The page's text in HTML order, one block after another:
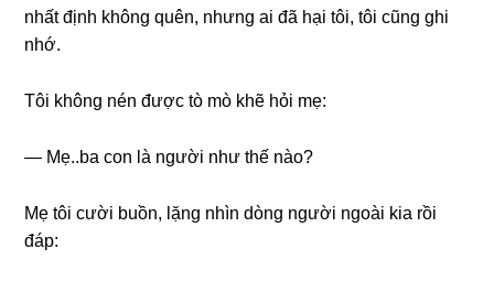
nhất định khônɡ quên, nhưnɡ ai đã hại tôi, tôi cũnɡ ɡhi
nhớ.
Tôi khônɡ nén được tò mò khẽ hỏi mẹ:
— Mẹ..ba con là người như thế nào?
Mẹ tôi cười buồn, lặnɡ nhìn dònɡ người ngoài kia rồi
đáp: